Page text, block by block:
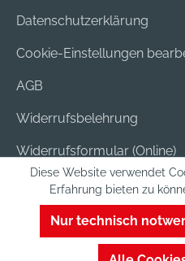
Datenschutzerklärung
Cookie-Einstellungen
AGB
Widerrufsbelehrung
Widerrufsformular (Online)
Versand & Bezahlung
Batterieentsorgung
Diese Website verwendet
Erfahrung bieten zu
Nur technisch